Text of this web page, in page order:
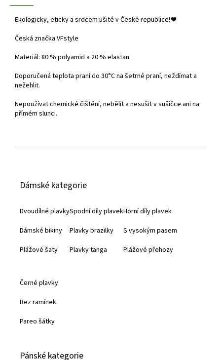
Ekologicky, eticky a srdcem ušité v České republice! ❤️
Česká značka VFstyle
Materiál: 80 % polyamid a 20 % elastan
Doporučená teplota praní do 30°C na šetrné praní, neždímat a
nežehlit.
Nepoužívat chemické čištění, nebělit a nesušit v sušičce ani na
přímém slunci.
Dámské kategorie
Dvoudílné plavky
Dámské bikiny
Plážové šaty
Spodní díly plavek
Plavky brazilky
Plavky tanga
Horní díly plavek
S vysokým pasem
Plážové přehozy
Černé plavky
Bez ramínek
Pareo šátky
Pánské kategorie